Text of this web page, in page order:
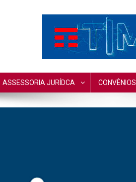
da Paraíba
ASSESSORIA JURÍDCA CONVÊNIOS